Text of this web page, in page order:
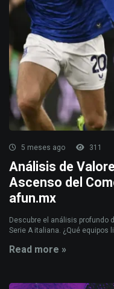
5 meses ago 311
Análisis de
Ascenso del
afun.mx
Descubre el análisis profundo
Serie A italiana. ¿Qué equipos
Read more »